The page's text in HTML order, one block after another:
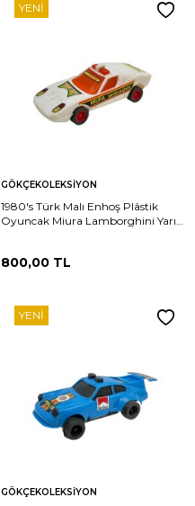
YENI
GÖKÇEKOLEKSIYON
1980's Türk Malı Enhoş Plâstik
Oyuncak Miura Lamborghini Yarış
800,00 TL
YENI
GÖKÇEKOLEKSIYON